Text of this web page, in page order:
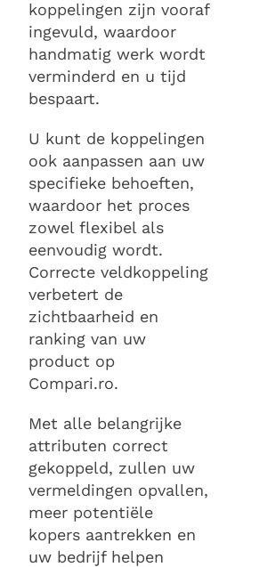
koppelingen zijn vooraf
ingevuld, waardoor
handmatig werk wordt
verminderd en u tijd
bespaart.
U kunt de koppelingen
ook aanpassen aan uw
specifieke behoeften,
waardoor het proces
zowel flexibel als
eenvoudig wordt.
Correcte veldkoppeling
verbetert de
zichtbaarheid en
ranking van uw
product op
Compari.ro.
Met alle belangrijke
attributen correct
gekoppeld, zullen uw
vermeldingen opvallen,
meer potentiële
kopers aantrekken en
uw bedrijf helpen